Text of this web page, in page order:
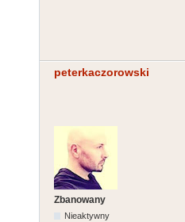
peterkaczorowski
Zbanowany
Nieaktywny